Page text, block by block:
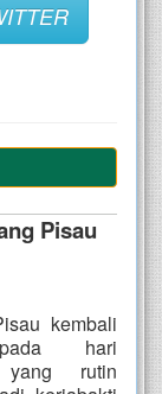
Pisau
kembali
hari
yang rutin